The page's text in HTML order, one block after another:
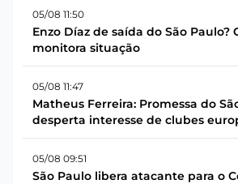
05/08 11:50
Enzo Díaz de saída do São Paulo?
monitora situação
05/08 11:47
Matheus Ferreira: Promessa do
desperta interesse de clubes
05/08 09:51
São Paulo libera atacante para o